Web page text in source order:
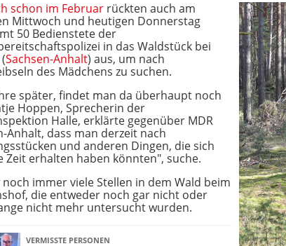
schon im Februar rückten auch am
Mittwoch und heutigen Donnerstag
50 Bedienstete der
in das Waldstück bei
Sachsen-Anhalt) aus, um nach
des Mädchens zu suchen.
später, findet man da überhaupt noch
Hoppen, Sprecherin der
Halle, erklärte gegenüber MDR
Anhalt, dass man derzeit nach
und anderen Dingen, die sich
Zeit erhalten haben könnten", suche.
noch immer viele Stellen in dem Wald beim
die entweder noch gar nicht oder
nicht mehr untersucht wurden.
VERMISSTE PERSONEN